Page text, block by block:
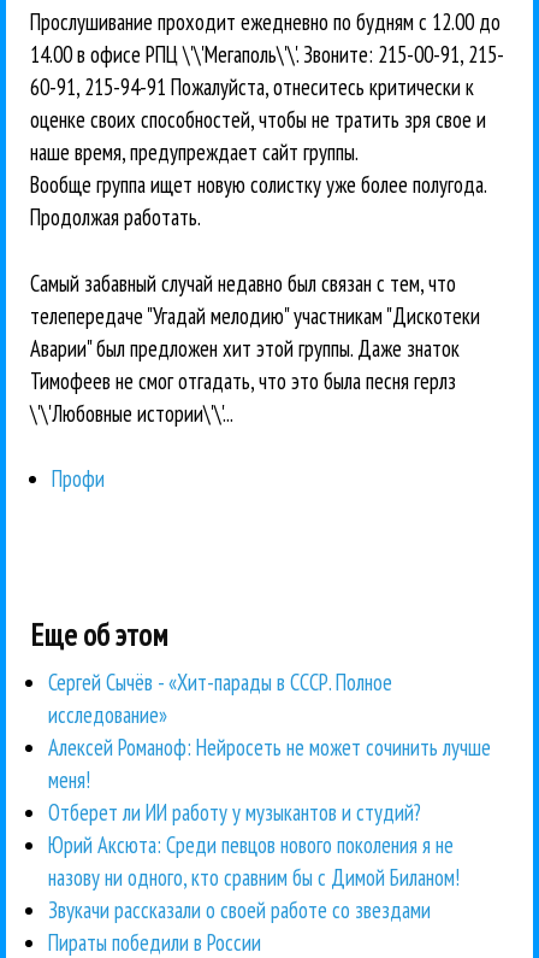
Прослушивание проходит ежедневно по будням с 12.00 до
14.00 в офисе РПЦ \'\'Мегаполь\'\'. Звоните: 215-00-91, 215-
60-91, 215-94-91 Пожалуйста, отнеситесь критически к
оценке своих способностей, чтобы не тратить зря свое и
наше время, предупреждает сайт группы.
Вообще группа ищет новую солистку уже более полугода.
Продолжая работать.
Самый забавный случай недавно был связан с тем, что
телепередаче "Угадай мелодию" участникам "Дискотеки
Аварии" был предложен хит этой группы. Даже знаток
Тимофеев не смог отгадать, что это была песня герлз
\'\'Любовные истории\'\'...
Профи
Еще об этом
Сергей Сычёв - «Хит-парады в СССР. Полное
исследование»
Алексей Романоф: Нейросеть не может сочинить лучше
меня!
Отберет ли ИИ работу у музыкантов и студий?
Юрий Аксюта: Среди певцов нового поколения я не
назову ни одного, кто сравним бы с Димой Биланом!
Звукачи рассказали о своей работе со звездами
Пираты победили в России